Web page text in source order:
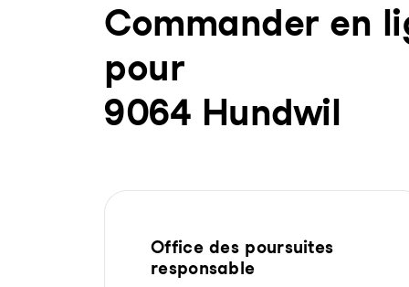
Com­man­der en
pour
9064 Hundwil
Office des poursuites
responsable